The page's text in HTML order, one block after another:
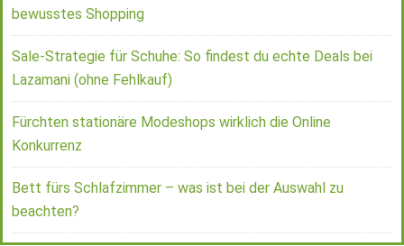
bewusstes Shopping
Sale-Strategie für Schuhe: So findest du echte Deals bei
Lazamani (ohne Fehlkauf)
Fürchten stationäre Modeshops wirklich die Online
Konkurrenz
Bett fürs Schlafzimmer – was ist bei der Auswahl zu
beachten?